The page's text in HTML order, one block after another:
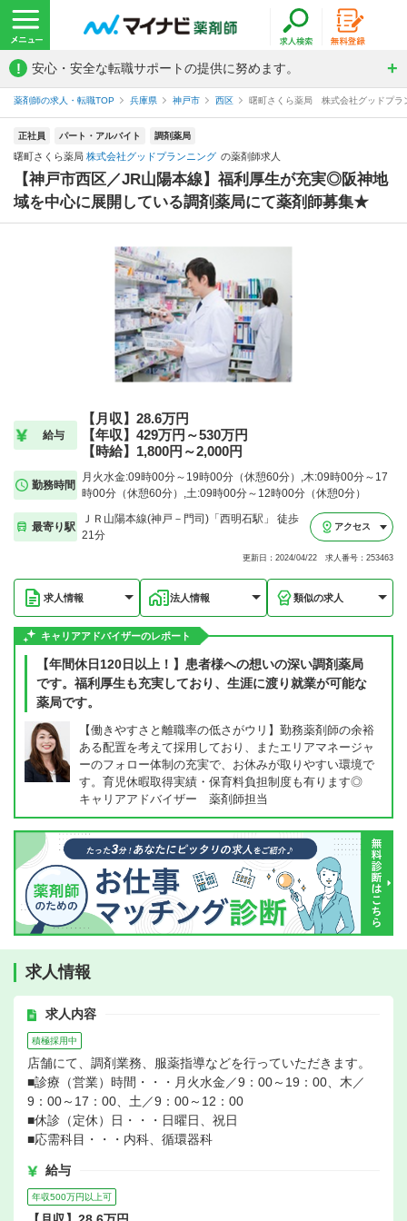
! 安心・安全な転職サポートの提供に努めます。
薬剤師の求人・転職TOP 兵庫県 神戸市 西区 曙町さくら薬局 株式会社グッドプラ
正社員 パート・アルバイト 調剤薬局
曙町さくら薬局 株式会社グッドプランニング の薬剤師求人
【神戸市西区／JR山陽本線】福利厚生が充実◎阪神地
域を中心に展開している調剤薬局にて薬剤師募集★
給与
【月収】28.6万円
【年収】429万円～530万円
【時給】1,800円～2,000円
勤務時間
月火水金:09時00分～19時00分（休憩60分）,木:09時00分～17
時00分（休憩60分）,土:09時00分～12時00分（休憩0分）
最寄り駅
ＪＲ山陽本線(神戸－門司)「西明石駅」 徒歩
21分
アクセス
更新日：2024/04/22 求人番号：253463
求人情報 法人情報 類似の求人
キャリアアドバイザーのレポート
【年間休日120日以上！】患者様への想いの深い調剤薬局
です。福利厚生も充実しており、生涯に渡り就業が可能な
薬局です。
【働きやすさと離職率の低さがウリ】勤務薬剤師の余裕
ある配置を考えて採用しており、またエリアマネージャ
ーのフォロー体制の充実で、お休みが取りやすい環境で
す。育児休暇取得実績・保育料負担制度も有ります◎
キャリアアドバイザー 薬剤師担当
求人情報
求人内容
積極採用中
店舗にて、調剤業務、服薬指導などを行っていただきます。
■診療（営業）時間・・・月火水金／9：00～19：00、木／
9：00～17：00、土／9：00～12：00
■休診（定休）日・・・日曜日、祝日
■応需科目・・・内科、循環器科
給与
年収500万円以上可